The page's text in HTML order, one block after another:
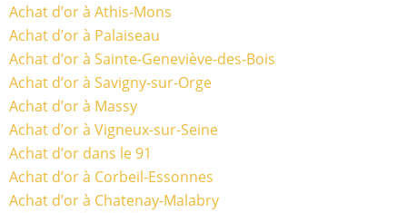
Achat d’or à Athis-Mons
Achat d’or à Palaiseau
Achat d’or à Sainte-Geneviève-des-Bois
Achat d’or à Savigny-sur-Orge
Achat d’or à Massy
Achat d’or à Vigneux-sur-Seine
Achat d’or dans le 91
Achat d’or à Corbeil-Essonnes
Achat d’or à Chatenay-Malabry